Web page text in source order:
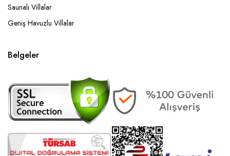
Saunalı Villalar
Geniş Havuzlu Villalar
Belgeler